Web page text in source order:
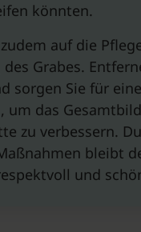
könnten.
auf die
Grabes.
sorgen Sie für
um das
zu verbessern.
bleibt
und